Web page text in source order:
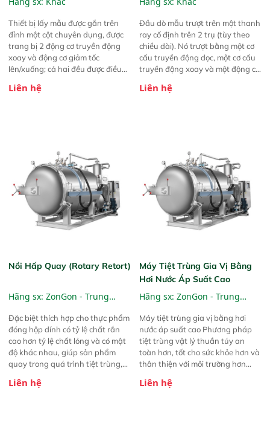
System
Thiết bị lấy mẫu được gắn trên
đỉnh một cột chuyên dụng, được
trang bị 2 động cơ truyền động
xoay và động cơ giảm tốc
lên/xuống; cả hai đều được điều
biến đổi để tăng mô-men xoắn,
phủ hơn 60% diện tích của một rơ
moóc xe tải thông thường.
Liên hệ
Sampling System
Đầu dò mẫu trượt trên một thanh
ray cố định trên 2 trụ (tùy theo
chiều dài). Nó trượt bằng một cơ
cấu truyền động dọc, một cơ cấu
truyền động xoay và một động cơ
được điều khiển bằng bộ điều
mẫu đại diện tối ưu, đầu dò được
thiết kế hai lớp để lấy mẫu lõi hiệu
quả theo khái niệm ống đôi với
luồng khí. Mẫu được vận chuyển
bằng ống chống tĩnh điện và đạt
tiêu chuẩn thực phẩm đường kính
50mm. Tuabin hút chân không và
hộp điện được đặt ở một trụ hoặc
Liên hệ
Nồi Hấp Quay (Rotary Retort)
Hãng sx: ZonGon - Trung
Đặc biệt thích hợp cho thực phẩm
đóng hộp dính có tỷ lệ chất rắn
cao hơn tỷ lệ chất lỏng và có mật
độ khác nhau, giúp sản phẩm
quay trong quá trình tiệt trùng,
tách lớp và lắng cặn trong thời
Liên hệ
Máy Tiệt Trùng Gia Vị Bằng
Hơi Nước Áp Suất Cao
Hãng sx: ZonGon - Trung
Máy tiệt trùng gia vị bằng hơi
nước áp suất cao Phương pháp
tiệt trùng vật lý thuần túy an
toàn hơn, tốt cho sức khỏe hơn và
thân thiện với môi trường hơn
đáo, giúp hơi nước lan tỏa đều và
Liên hệ